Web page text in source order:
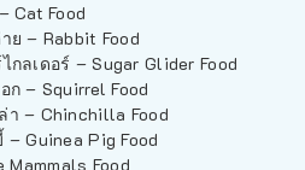
Cat Food
ย – Rabbit Food
กลเดอร์ – Sugar Glider Food
ก – Squirrel Food
– Chinchilla Food
– Guinea Pig Food
Mammals Food